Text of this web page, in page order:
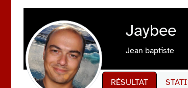
Jaybee
Jean baptiste
RÉSULTAT